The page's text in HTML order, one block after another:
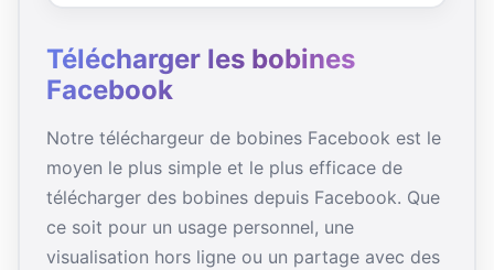
Télécharger les bobines
Facebook
Notre téléchargeur de bobines Facebook est le
moyen le plus simple et le plus efficace de
télécharger des bobines depuis Facebook. Que
ce soit pour un usage personnel, une
visualisation hors ligne ou un partage avec des